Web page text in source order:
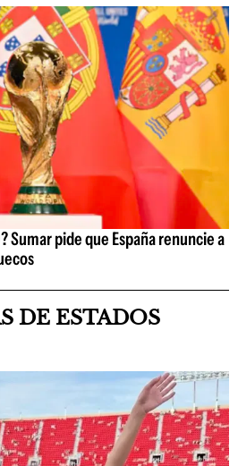
Sumar pide que España renuncie a
DE ESTADOS